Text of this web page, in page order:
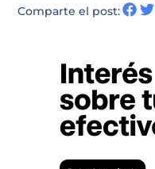
Comparte el post: